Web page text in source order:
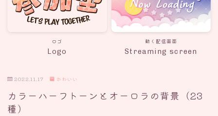
ロゴ
Logo
動く配信画面
Streaming screen
2022.11.17 かわいい
カラーハーフトーンとオーロラの背景（23
種）